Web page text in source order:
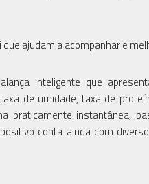
ajudam a acompanhar e
inteligente que
de umidade, taxa de
praticamente instantânea,
conta ainda com